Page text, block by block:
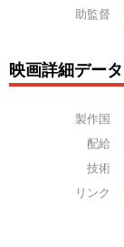
助監督
映画詳細データ
製作国
配給
技術
リンク